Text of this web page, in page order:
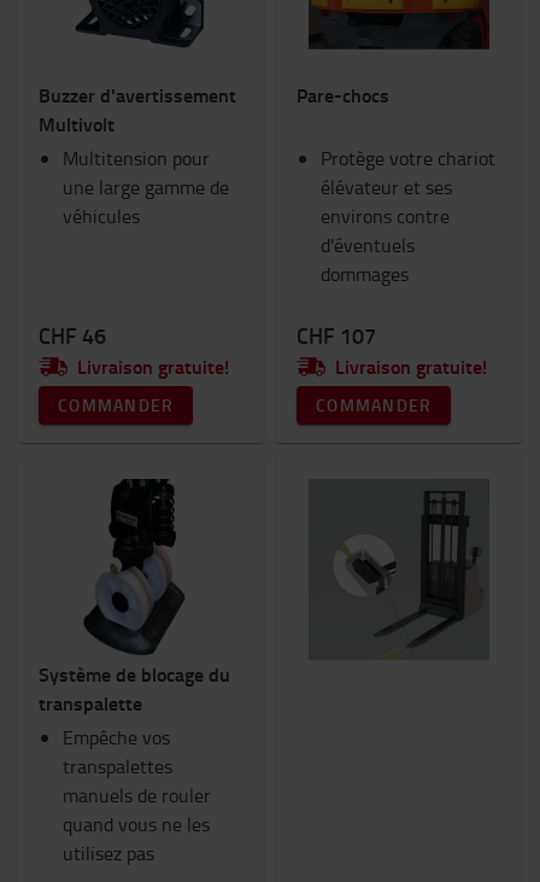
Buzzer d'avertissement
Multivolt
Multitension pour
une large gamme de
véhicules
CHF 46
Livraison gratuite!
COMMANDER
Pare-chocs
Protège votre chariot
élévateur et ses
environs contre
d'éventuels
dommages
CHF 107
Livraison gratuite!
COMMANDER
Système de blocage du
transpalette
Empêche vos
transpalettes
manuels de rouler
quand vous ne les
utilisez pas